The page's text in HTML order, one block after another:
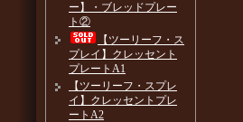
ー】・ブレッドプレー
ト②
【ツーリーフ・ス
プレイ】クレッセント
プレートA1
【ツーリーフ・スプレ
イ】クレッセントプレ
ートA2